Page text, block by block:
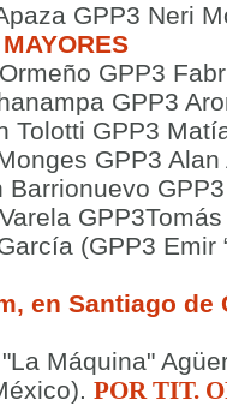
GPP3 Neri
GPP3
GPP3
Tolotti GPP3
GPP3 Alan
Barrionuevo
(GPP3 Emir
en Santiago de
Máquina"
POR TIT.